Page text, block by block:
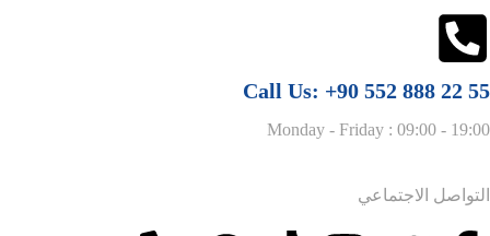
Call Us: +90 552 888 22 55
Monday - Friday : 09:00 - 19:00
التواصل الاجتماعي